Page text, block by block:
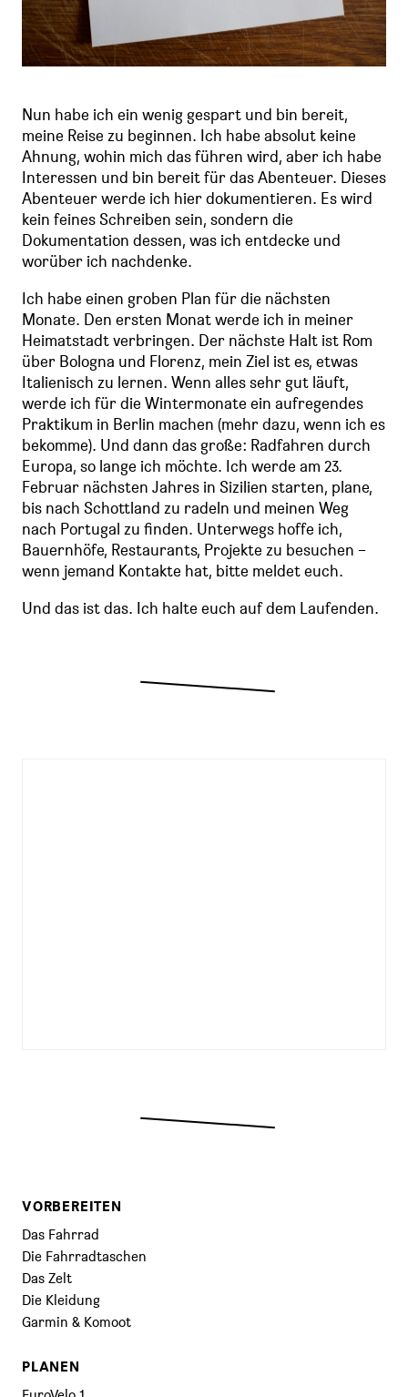
Nun habe ich ein wenig gespart und bin bereit,
meine Reise zu beginnen. Ich habe absolut keine
Ahnung, wohin mich das führen wird, aber ich habe
Interessen und bin bereit für das Abenteuer. Dieses
Abenteuer werde ich hier dokumentieren. Es wird
kein feines Schreiben sein, sondern die
Dokumentation dessen, was ich entdecke und
worüber ich nachdenke.
Ich habe einen groben Plan für die nächsten
Monate. Den ersten Monat werde ich in meiner
Heimatstadt verbringen. Der nächste Halt ist Rom
über Bologna und Florenz, mein Ziel ist es, etwas
Italienisch zu lernen. Wenn alles sehr gut läuft,
werde ich für die Wintermonate ein aufregendes
Praktikum in Berlin machen (mehr dazu, wenn ich es
bekomme). Und dann das große: Radfahren durch
Europa, so lange ich möchte. Ich werde am 23.
Februar nächsten Jahres in Sizilien starten, plane,
bis nach Schottland zu radeln und meinen Weg
nach Portugal zu finden. Unterwegs hoffe ich,
Bauernhöfe, Restaurants, Projekte zu besuchen –
wenn jemand Kontakte hat, bitte meldet euch.
Und das ist das. Ich halte euch auf dem Laufenden.
VORBEREITEN
Das Fahrrad
Die Fahrradtaschen
Das Zelt
Die Kleidung
Garmin & Komoot
PLANEN